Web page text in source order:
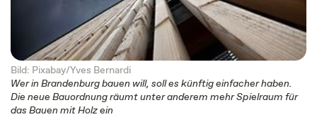
Bild: Pixabay/Yves Bernardi
Wer in Brandenburg bauen will, soll es künftig einfacher haben.
Die neue Bauordnung räumt unter anderem mehr Spielraum für
das Bauen mit Holz ein